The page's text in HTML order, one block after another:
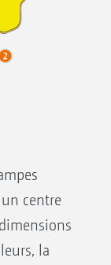
centre
la